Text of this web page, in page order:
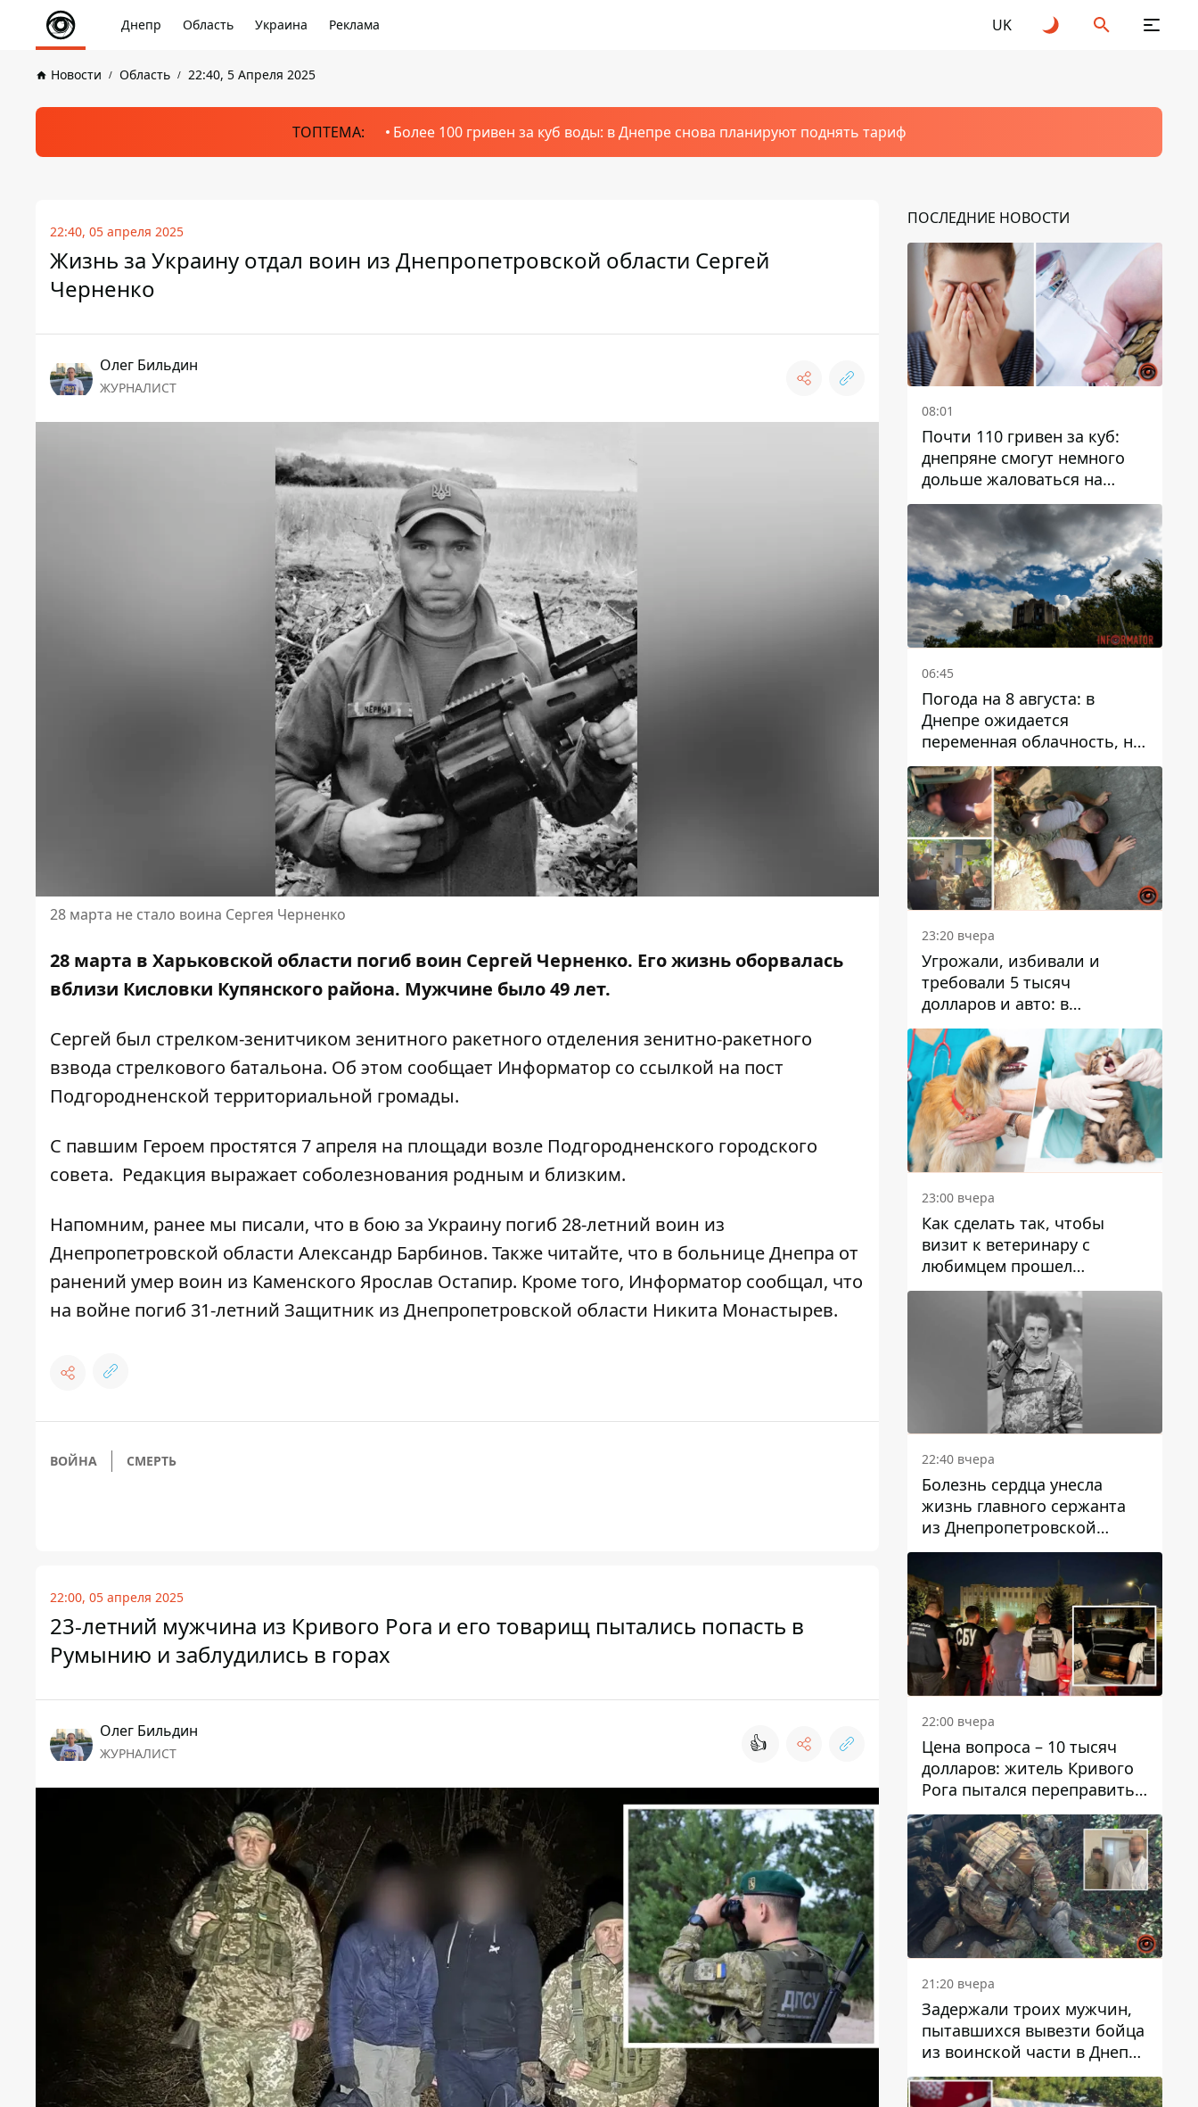
Днепр Область Украина Реклама UK
Новости Область 22:40, 5 Апреля 2025
ТОПТЕМА: Более 100 гривен за куб воды: в Днепре снова планируют поднять тариф
22:40, 05 апреля 2025
Жизнь за Украину отдал воин из Днепропетровской области Сергей
Черненко
Олег Бильдин
ЖУРНАЛИСТ
28 марта не стало воина Сергея Черненко
28 марта в Харьковской области погиб воин Сергей Черненко. Его жизнь оборвалась
вблизи Кисловки Купянского района. Мужчине было 49 лет.
Сергей был стрелком-зенитчиком зенитного ракетного отделения зенитно-ракетного
взвода стрелкового батальона. Об этом сообщает Информатор со ссылкой на пост
Подгородненской территориальной громады.
С павшим Героем простятся 7 апреля на площади возле Подгородненского городского
совета. Редакция выражает соболезнования родным и близким.
Напомним, ранее мы писали, что в бою за Украину погиб 28-летний воин из
Днепропетровской области Александр Барбинов. Также читайте, что в больнице Днепра от
ранений умер воин из Каменского Ярослав Остапир. Кроме того, Информатор сообщал, что
на войне погиб 31-летний Защитник из Днепропетровской области Никита Монастырев.
ВОЙНА СМЕРТЬ
22:00, 05 апреля 2025
23-летний мужчина из Кривого Рога и его товарищ пытались попасть в
Румынию и заблудились в горах
Олег Бильдин
ЖУРНАЛИСТ 👍
ПОСЛЕДНИЕ НОВОСТИ
08:01
Почти 110 гривен за куб:
днепряне смогут немного
дольше жаловаться на
запланированные тарифы
на воду на 2027 год
06:45
Погода на 8 августа: в
Днепре ожидается
переменная облачность, но
может пойти дождь
23:20 вчера
Угрожали, избивали и
требовали 5 тысяч
долларов и авто: в
Павлограде задержали двух
мужчин
23:00 вчера
Как сделать так, чтобы
визит к ветеринару с
любимцем прошел
спокойно: простые советы
22:40 вчера
Болезнь сердца унесла
жизнь главного сержанта
из Днепропетровской
области Юрия Свистуна
22:00 вчера
Цена вопроса – 10 тысяч
долларов: житель Кривого
Рога пытался переправить
мужчину в Словакию
21:20 вчера
Задержали троих мужчин,
пытавшихся вывезти бойца
из воинской части в Днепр
за 7 тысяч долларов: среди
них был врач